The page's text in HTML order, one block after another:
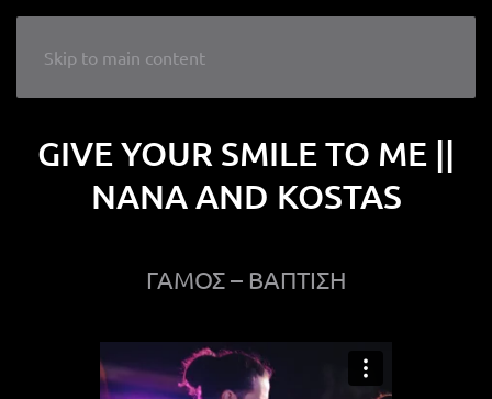
Skip to main content
LIKE A WEDDING
GIVE YOUR SMILE TO ME ||
NANA AND KOSTAS
ΓΑΜΟΣ – ΒΑΠΤΙΣΗ